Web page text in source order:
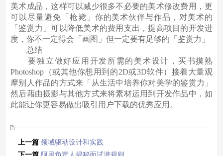
美术成品，这样可以减少很多不必要的美术修改费用，更
可以尽量避免「枪毙」你的美术伙伴与作品，对美术的
「鉴赏力」可以降低美术的费用支出，提高项目的开发进
度，你不一定得会「画图」但一定要有足够的「鉴赏力」
总结
要独立做好应用开发所需的美术设计，买书摸熟
Photoshop（或其他你想用到的2D或3D软件）接着大量观
摩别人作品的方式来「从生活中培养你对美学的鉴赏力」
然后藉由摄影与其他方式来将素材运用到开发作品中，如
此能让你更容易做出吸引用户下载的优秀应用。
上一篇 领域驱动设计和实践